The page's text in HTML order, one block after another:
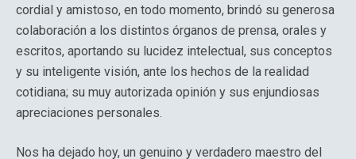
cordial y amistoso, en todo momento, brindó su generosa
colaboración a los distintos órganos de prensa, orales y
escritos, aportando su lucidez intelectual, sus conceptos
y su inteligente visión, ante los hechos de la realidad
cotidiana; su muy autorizada opinión y sus enjundiosas
apreciaciones personales.
Nos ha dejado hoy, un genuino y verdadero maestro del